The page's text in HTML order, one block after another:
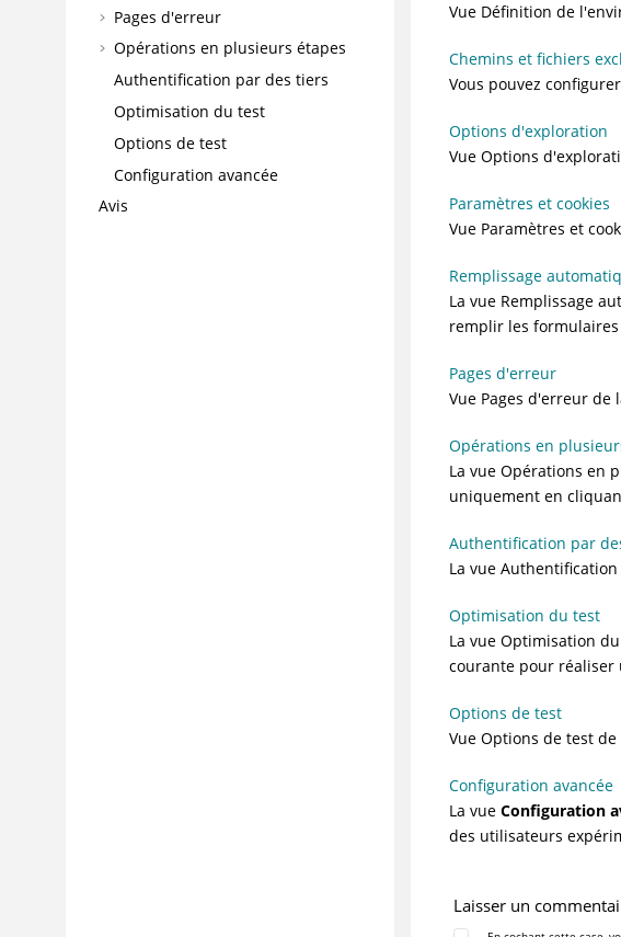
Pages d'erreur
Opérations en plusieurs étapes
Authentification par des tiers
Optimisation du test
Options de test
Configuration avancée
Avis
Vue Définition de
Chemins et fichiers
Vous pouvez
Options d'exploration
Vue Options
Paramètres et cookies
Vue Paramètres et
Remplissage
La vue Remplissage
remplir les
Pages d'erreur
Vue Pages d'erreur
Opérations en
La vue Opérations en
uniquement en
Authentification par
La vue
Optimisation du test
La vue Optimisation
courante pour réaliser
Options de test
Vue Options de test
Configuration avancée
La vueConfiguration
des utilisateurs
Laisser un